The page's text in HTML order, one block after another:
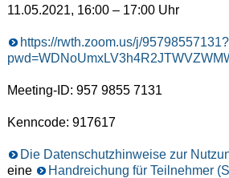
11.05.2021, 16:00 – 17:00 Uhr
https://rwth.zoom.us/j/95798557131?
Meeting-ID: 957 9855 7131
Kenncode: 917617
Die Datenschutzhinweise zur
eine
Handreichung für Teilnehmer